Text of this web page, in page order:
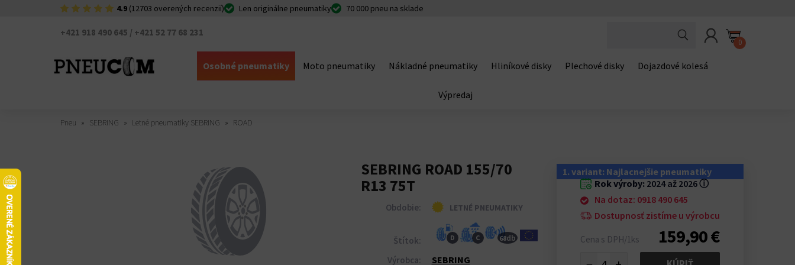
4.9 (12703 overených recenzií) Len originálne pneumatiky 70 000 pneu na sklade
+421 918 490 645 / +421 52 77 68 231
0
Osobné pneumatiky Moto pneumatiky Nákladné pneumatiky Hliníkové disky Plechové disky Dojazdové kolesá
Výpredaj
Pneu SEBRING Letné pneumatiky SEBRING ROAD
SEBRING ROAD 155/70
R13 75T
1. variant: Najlacnejšie pneumatiky
Rok výroby: 2024 až 2026ⓘ
Na dotaz: 0918 490 645
Dostupnosť zistíme u výrobcu
Cena s DPH/1ks 159,90 €
Obdobie: LETNÉ PNEUMATIKY
Štítok: D C 68db
Výrobca: SEBRING